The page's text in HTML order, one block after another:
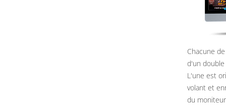
Chacune
d'un
L'une est
volant et
du